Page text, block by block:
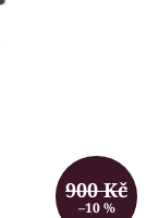
900 Kč
–10 %